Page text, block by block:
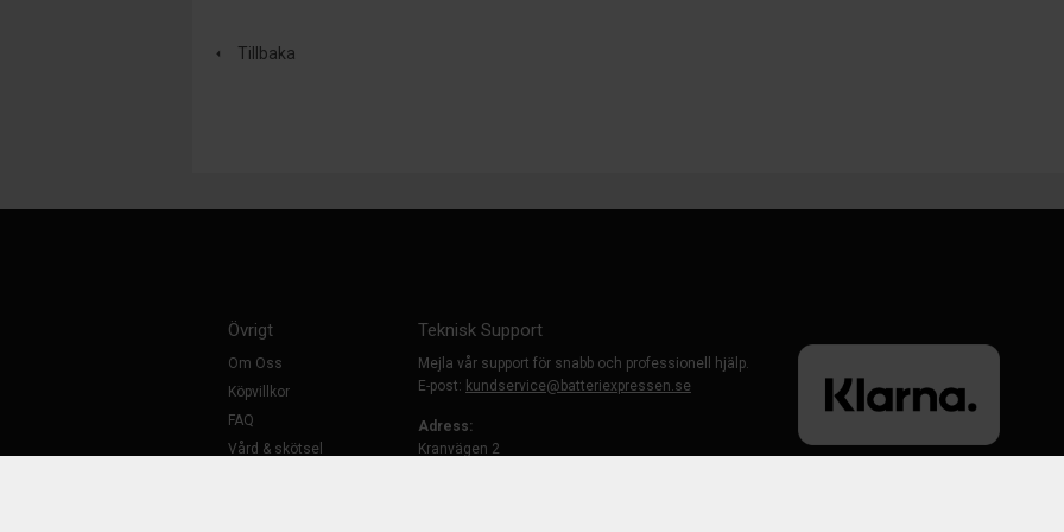
Tillbaka
Övrigt
Om Oss
Köpvillkor
FAQ
Vård & skötsel
Teknisk Support
Mejla vår support för snabb och professionell hjälp.
E-post: kundservice@batteriexpressen.se
Adress:
Kranvägen 2